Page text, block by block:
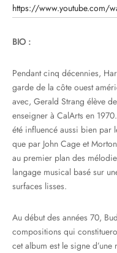
https://www.youtube.com/
BIO :
Pendant cinq décennies,
garde de la côte ouest
avec, Gerald Strang élève
enseigner à CalArts en
été influencé aussi bien par
que par John Cage et
au premier plan des
langage musical basé sur
surfaces lisses.
Au début des années 70,
compositions qui
cet album est le signe